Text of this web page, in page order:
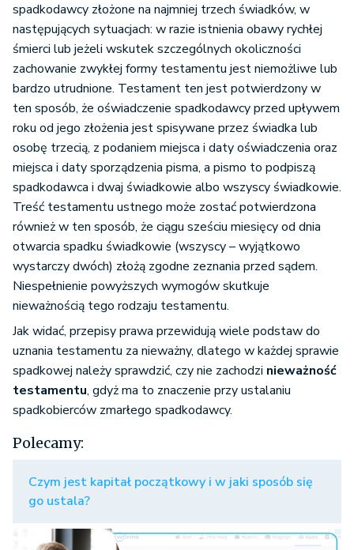
spadkodawcy złożone na najmniej trzech świadków, w
następujących sytuacjach: w razie istnienia obawy rychłej
śmierci lub jeżeli wskutek szczególnych okoliczności
zachowanie zwykłej formy testamentu jest niemożliwe lub
bardzo utrudnione. Testament ten jest potwierdzony w
ten sposób, że oświadczenie spadkodawcy przed upływem
roku od jego złożenia jest spisywane przez świadka lub
osobę trzecią, z podaniem miejsca i daty oświadczenia oraz
miejsca i daty sporządzenia pisma, a pismo to podpiszą
spadkodawca i dwaj świadkowie albo wszyscy świadkowie.
Treść testamentu ustnego może zostać potwierdzona
również w ten sposób, że ciągu sześciu miesięcy od dnia
otwarcia spadku świadkowie (wszyscy – wyjątkowo
wystarczy dwóch) złożą zgodne zeznania przed sądem.
Niespełnienie powyższych wymogów skutkuje
nieważnością tego rodzaju testamentu.
Jak widać, przepisy prawa przewidują wiele podstaw do
uznania testamentu za nieważny, dlatego w każdej sprawie
spadkowej należy sprawdzić, czy nie zachodzi nieważność
testamentu, gdyż ma to znaczenie przy ustalaniu
spadkobierców zmarłego spadkodawcy.
Polecamy:
Czym jest kapitał początkowy i w jaki sposób się
go ustala?